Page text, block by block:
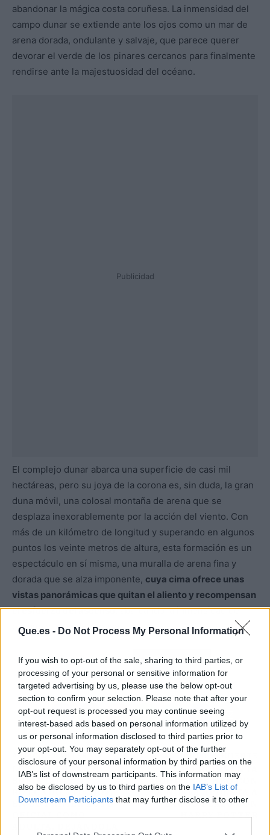
Que.es - Do Not Process My Personal Information
If you wish to opt-out of the sale, sharing to third parties, or
processing of your personal or sensitive information for
targeted advertising by us, please use the below opt-out
section to confirm your selection. Please note that after your
opt-out request is processed you may continue seeing
interest-based ads based on personal information utilized by
us or personal information disclosed to third parties prior to
your opt-out. You may separately opt-out of the further
disclosure of your personal information by third parties on the
IAB’s list of downstream participants. This information may
also be disclosed by us to third parties on the IAB’s List of
Downstream Participants that may further disclose it to other
abandonar la mágica costa coruñesa. La inmensidad del
campo dunar se extiende ante los ojos como un mar de
arena dorada, ondulante y salvaje, que parece querer
devorar el verde de los pinares cercanos para finalmente
rendirse ante la majestuosidad del océano.
Publicidad
El complejo dunar abarca una superficie de casi mil
hectáreas, pero su joya de la corona es, sin duda, la gran
duna móvil, una colosal montaña de arena que se
desplaza inexorablemente por la acción del viento. Con
más de un kilómetro de longitud y superando en algunos
puntos los veinte metros de altura, esta formación es un
espectáculo en sí misma, una muralla de arena fina y
dorada que se alza imponente, cuya cima ofrece unas
vistas panorámicas que quitan el aliento y recompensan
el esfuerzo del ascenso, abarcando la inmensidad del
océano y la ría de Arousa.
Atrás Siguiente
ARTÍCULO ANTERIOR
LETIZIA FRENA A
ROTUNDO «TÚ, NO»,
EN SU PRIMER ACTO
OFICIAL COMO
ASÍ REINVENTA
HOGWARTS HBO CON
LA NUEVA APUESTA A
LARGO PLAZO CON
HARRY POTTER